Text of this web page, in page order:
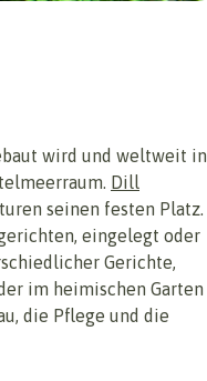
wird und weltweit in
Dill
seinen festen Platz.
eingelegt oder
Gerichte,
im heimischen Garten
die Pflege und die